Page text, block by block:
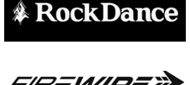
唐澤予報士
SancheZ